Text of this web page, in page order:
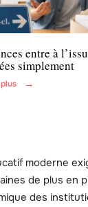
entre à
simplement
moderne
de plus en
des